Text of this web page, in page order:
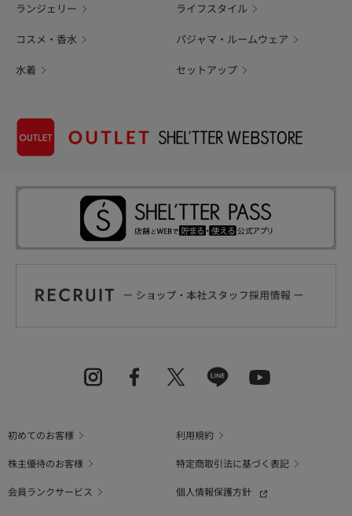
ランジェリー ライフスタイル
コスメ・香水 パジャマ・ルームウェア
水着 セットアップ
初めてのお客様
利用規約
株主優待のお客様
特定商取引法に基づく表記
会員ランクサービス
個人情報保護方針